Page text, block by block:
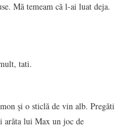
Mă temeam că l-ai luat deja.
tati.
şi o sticlă de vin alb. Pregăti
arăta lui Max un joc de